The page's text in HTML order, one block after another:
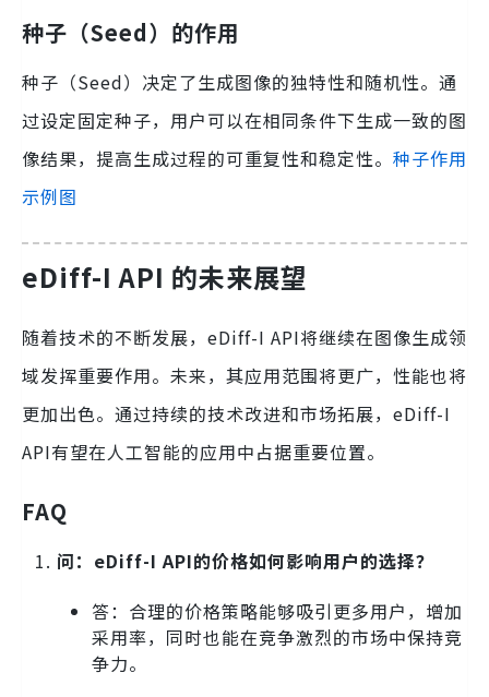
种子（Seed）的作用
种子（Seed）决定了生成图像的独特性和随机性。通
过设定固定种子，用户可以在相同条件下生成一致的图
像结果，提高生成过程的可重复性和稳定性。 种子作用
示例图
eDiff-I API 的未来展望
随着技术的不断发展，eDiff-I API将继续在图像生成领
域发挥重要作用。未来，其应用范围将更广，性能也将
更加出色。通过持续的技术改进和市场拓展，eDiff-I
API有望在人工智能的应用中占据重要位置。
FAQ
问：eDiff-I API的价格如何影响用户的选择？
答：合理的价格策略能够吸引更多用户，增加
采用率，同时也能在竞争激烈的市场中保持竞
争力。